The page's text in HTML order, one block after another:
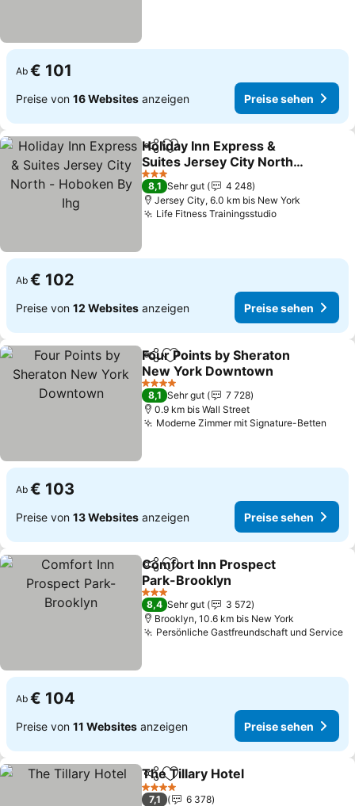
Ab € 101
Preise von 16 Websites anzeigen Preise sehen
TeilenZu Favoriten hinzufügen
Holiday Inn Express &
Suites Jersey City North -
Hoboken By Ihg
3 Sterne
8,1 Sehr gut
4 248
Jersey City, 6.0 km bis New York
Life Fitness Trainingsstudio
Ab € 102
Preise von 12 Websites anzeigen Preise sehen
TeilenZu Favoriten hinzufügen
Four Points by Sheraton
New York Downtown
4 Sterne
8,1 Sehr gut
7 728
0.9 km bis Wall Street
Moderne Zimmer mit Signature-Betten
Ab € 103
Preise von 13 Websites anzeigen Preise sehen
TeilenZu Favoriten hinzufügen
Comfort Inn Prospect
Park-Brooklyn
3 Sterne
8,4 Sehr gut
3 572
Brooklyn, 10.6 km bis New York
Persönliche Gastfreundschaft und Service
Ab € 104
Preise von 11 Websites anzeigen Preise sehen
TeilenZu Favoriten hinzufügen
The Tillary Hotel
4 Sterne
7,1
6 378